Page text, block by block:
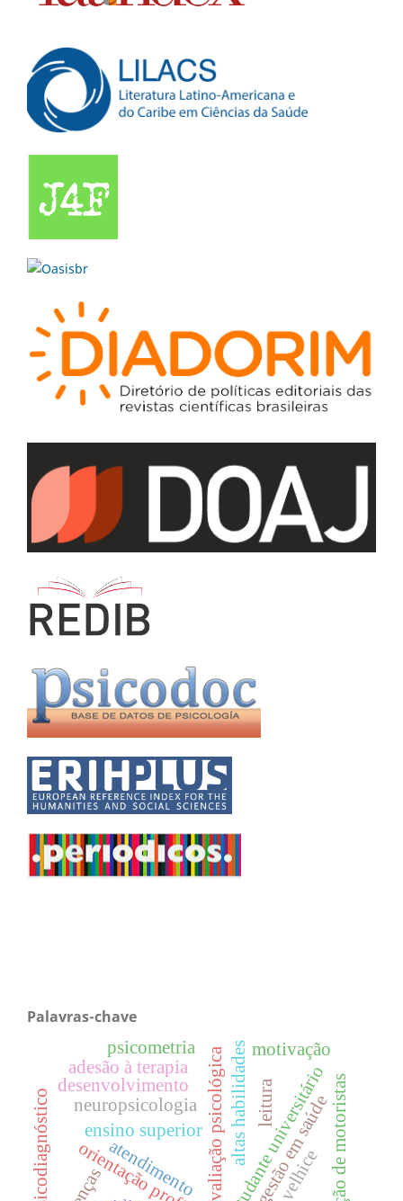
Palavras-chave
avaliação psicológicaestudante universitário
ensino superior avaliação de motoristas
altas habilidades
atendimento
neuropsicologia
desenvolvimento
adesão à terapia
gestão em saúde
psicodiagnóstico
psicometria
leitura
motivação
velhice